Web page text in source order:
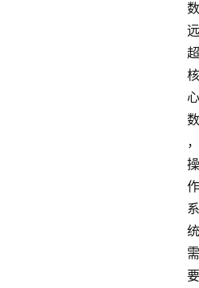
数
远
超
核
心
数
，
操
作
系
统
需
要